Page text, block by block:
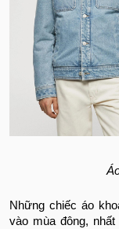
Những chiếc áo
vào mùa đông,